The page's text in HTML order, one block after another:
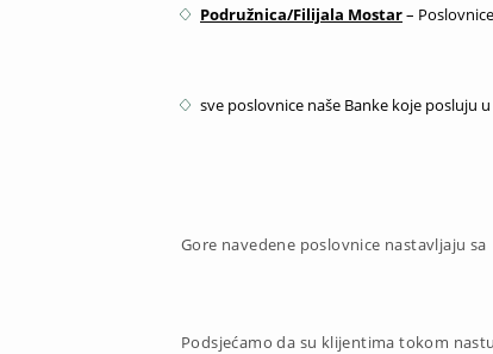
Podružnica/Filijala Mostar–
sve poslovnice naše Banke koje posluju
Gore navedene poslovnice nastavljaju
Podsjećamo da su klijentima tokom